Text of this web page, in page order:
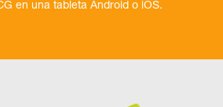
en una tableta Android o iOS.